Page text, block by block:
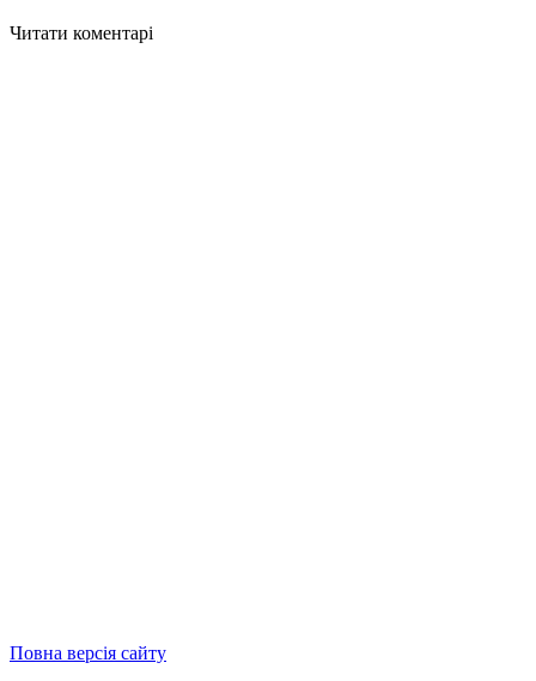
Читати коментарі
Повна версія сайту